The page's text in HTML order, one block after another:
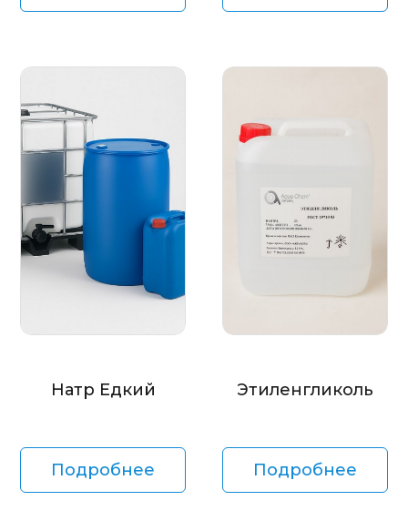
Натр Едкий
Подробнее
Этиленгликоль
Подробнее